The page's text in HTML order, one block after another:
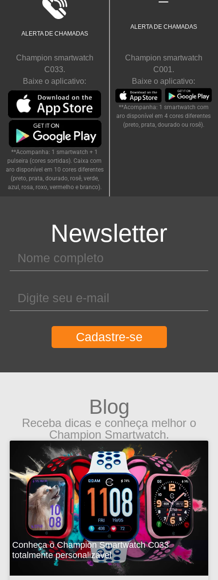
ALERTA DE CHAMADAS
Veja quem liga para você sem pegar
o celular.
Champion smartwatch
C033.
Baixe o aplicativo:
**Acompanha: 1 smartwatch + 1
pulseira (cores sortidas). Caixa com
aro disponível em 10 cores diferentes
(preto, prata, dourado, rosê, verde,
azul, rosa, roxo, vermelho e branco).
ALERTA DE CHAMADAS
Champion smartwatch
C001.
Baixe o aplicativo:
**Acompanha: 1 smartwatch com
aro disponível em 4 cores diferentes
(preto, prata, dourado ou rosê).
Newsletter
Cadastre-se
Blog
Receba dicas e conheça melhor o
Champion Smartwatch.
Conheça o Champion Smartwatch C033
totalmente personalizável